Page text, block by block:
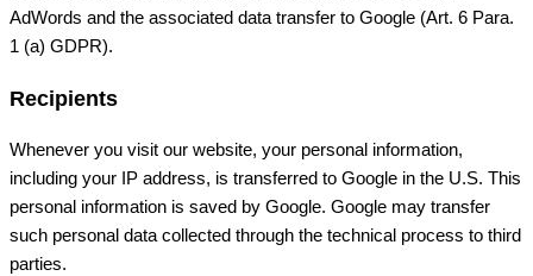
AdWords and the associated data transfer to Google (Art. 6 Para.
1 (a) GDPR).
Recipients
Whenever you visit our website, your personal information,
including your IP address, is transferred to Google in the U.S. This
personal information is saved by Google. Google may transfer
such personal data collected through the technical process to third
parties.